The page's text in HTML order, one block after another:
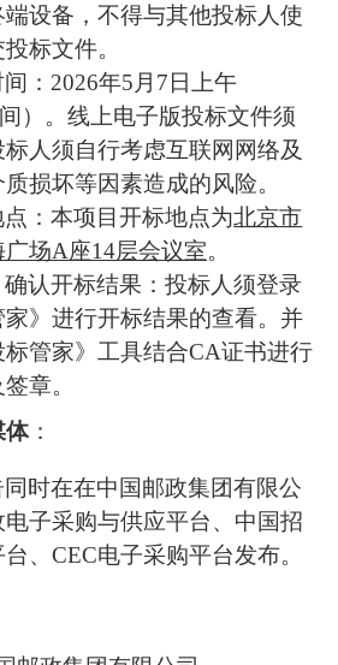
设备，不得与其他投标人使
标文件。
间：2026年5月7日上午
）。线上电子版投标文件须
人须自行考虑互联网网络及
损坏等因素造成的风险。
点：本项目开标地点为北京市
场A座14层会议室。
确认开标结果：投标人须登录
家》进行开标结果的查看。并
管家》工具结合CA证书进行
章。
体：
时在在中国邮政集团有限公
子采购与供应平台、中国招
、CEC电子采购平台发布。